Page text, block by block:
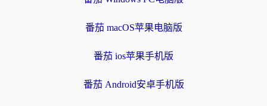
番茄 macOS苹果电脑版
番茄 ios苹果手机版
番茄 Android安卓手机版